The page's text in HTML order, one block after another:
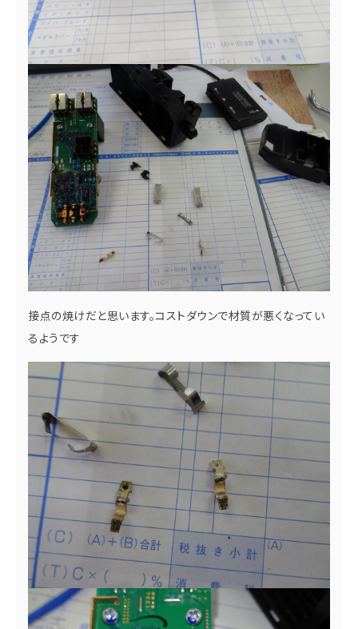
接点の焼けだと思います。コストダウンで材質が悪くなってい
るようです